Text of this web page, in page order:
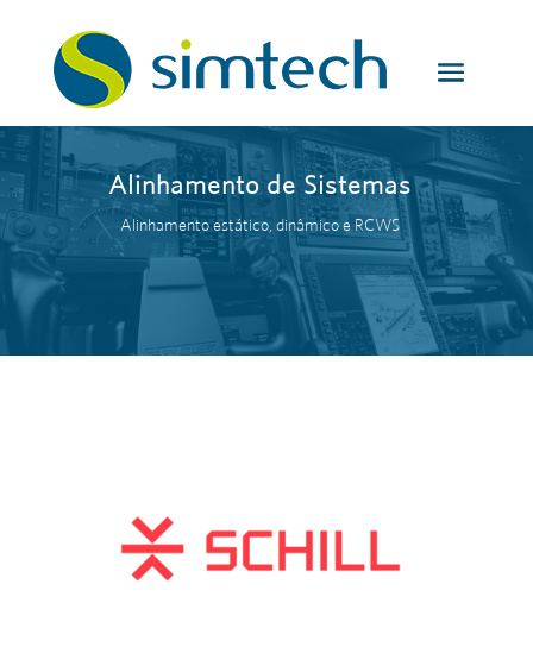
Alinhamento de Sistemas
Alinhamento estático, dinâmico e RCWS